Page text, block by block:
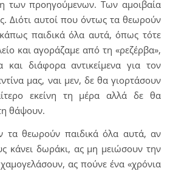
των προηγούμενων. Των αμοιβαία
Διότι αυτοί που όντως τα θεωρούν
παιδικά όλα αυτά, όπως τότε
και αγοράζαμε από τη «ρεζέρβα»,
και διάφορα αντικείμενα για τον
μας, ναι μεν, δε θα γιορτάσουν
εκείνη τη μέρα αλλά δε θα
θάψουν.
τα θεωρούν παιδικά όλα αυτά, αν
κάνει δωράκι, ας μη μειώσουν την
ας πούνε ένα «χρόνια